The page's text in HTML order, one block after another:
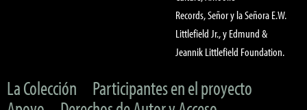
Records, Señor y la Señora E.W.
Littlefield Jr., y Edmund &
Jeannik Littlefield Foundation.
La Colección
Participantes en el proyecto